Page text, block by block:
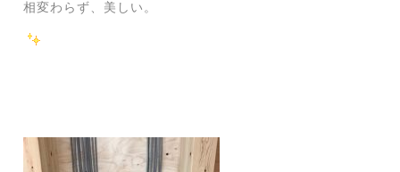
相変わらず、美しい。